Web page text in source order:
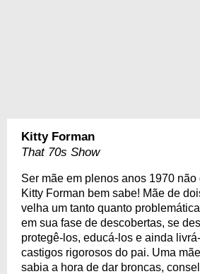
Kitty Forman
That 70s Show
Ser mãe em plenos anos 1970 não
Kitty Forman bem sabe! Mãe de
velha um tanto quanto
em sua fase de descobertas, se
protegê-los, educá-los e ainda
castigos rigorosos do pai. Uma
sabia a hora de dar broncas,